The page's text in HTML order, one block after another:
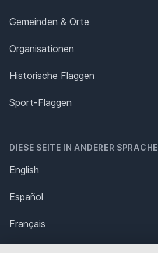
Gemeinden & Orte
Organisationen
Historische Flaggen
Sport-Flaggen
DIESE SEITE IN ANDERER SPRACHE
English
Español
Français